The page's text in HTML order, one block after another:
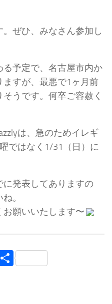
ぜひ、みなさん参加し
予定で、名古屋市内か
すが、最悪で1ヶ月前
うです。何卒ご容赦く
は、急のためイレギ
ではなく1/31（日）に
に発表してありますの
。
お願いいたします〜
共